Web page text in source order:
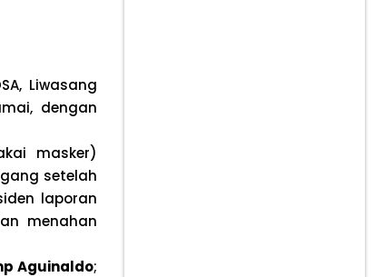
Liwasang
dengan
masker)
setelah
laporan
menahan
Aguinaldo;